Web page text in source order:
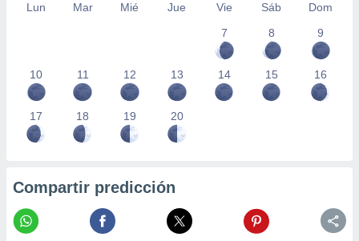
Lun Mar Mié Jue Vie Sáb
Dom
7
8 9
10 11 12 13 14 15 16
17 18 19 20
Compartir predicción